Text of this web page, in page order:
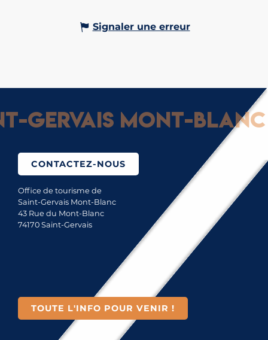
Signaler une erreur
Mont-Blanc :
CONTACTEZ-NOUS
Office de tourisme de
Saint-Gervais Mont-Blanc
43 Rue du Mont-Blanc
74170 Saint-Gervais
TOUTE L'INFO POUR VENIR !